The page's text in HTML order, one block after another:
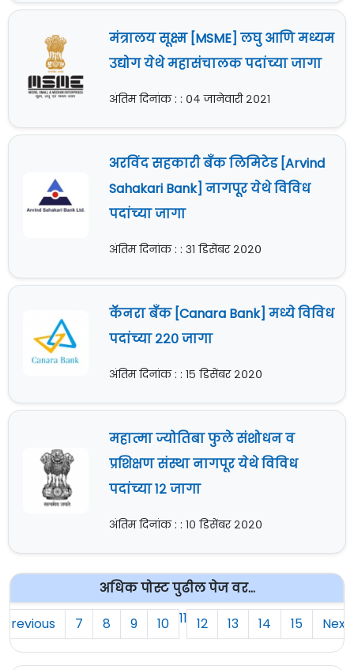
मंत्रालय सूक्ष्म [MSME] लघु आणि मध्यम
उद्योग येथे महासंचालक पदांच्या जागा
अंतिम दिनांक : : ०४ जानेवारी २०२१
अरविंद सहकारी बँक लिमिटेड [Arvind
Sahakari Bank] नागपूर येथे विविध
पदांच्या जागा
अंतिम दिनांक : : ३१ डिसेंबर २०२०
कॅनरा बँक [Canara Bank] मध्ये विविध
पदांच्या २२० जागा
अंतिम दिनांक : : १५ डिसेंबर २०२०
महात्मा ज्योतिबा फुले संशोधन व
प्रशिक्षण संस्था नागपूर येथे विविध
पदांच्या १२ जागा
अंतिम दिनांक : : १० डिसेंबर २०२०
अधिक पोस्ट पुढील पेज वर...
Previous
7 8 9 10 11 12 13 14 15 Next